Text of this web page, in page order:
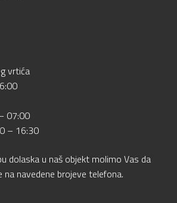
vrtića
07:00
– 16:30
dolaska u naš objekt molimo Vas da
navedene brojeve telefona.